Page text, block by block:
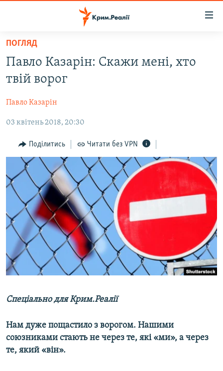
Перейти
основного
матеріалу
до
навігації
Перейти
пошуку
ВІДЕО ТА ФОТО
ПОЛІТИКА
БЛОГИ
ПОГЛЯД
ІНТЕРВ'Ю
ВСЕ ЗА ДЕНЬ
СПЕЦПРОЕКТИ
ДЕПОРТАЦІЯ
ВІДЕОУРОКИ «ELIFBE»
СВІДЧЕННЯ ОКУПАЦІЇ
УКРАЇНСЬКА ПРОБЛЕМА КРИМУ
ЯК ОБІЙТИ БЛОКУВАННЯ
Русский
Qırımtatar
Усі сайти RFE/RL
ПОГЛЯД
Павло Казарін: Скажи мені, хто
твій ворог
Павло Казарін
03 квітень 2018, 20:30
Поділитись Читати без VPN
Спеціально для Крим.Реалії
Нам дуже пощастило з ворогом. Нашими
союзниками стають не через те, які «ми», а через
те, який «він».